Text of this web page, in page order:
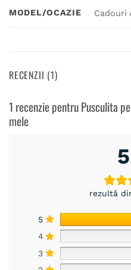
MODEL/OCAZIE Cadouri
RECENZII (1)
1 recenzie pentruPusculita
mele
rezultă
5
4
3